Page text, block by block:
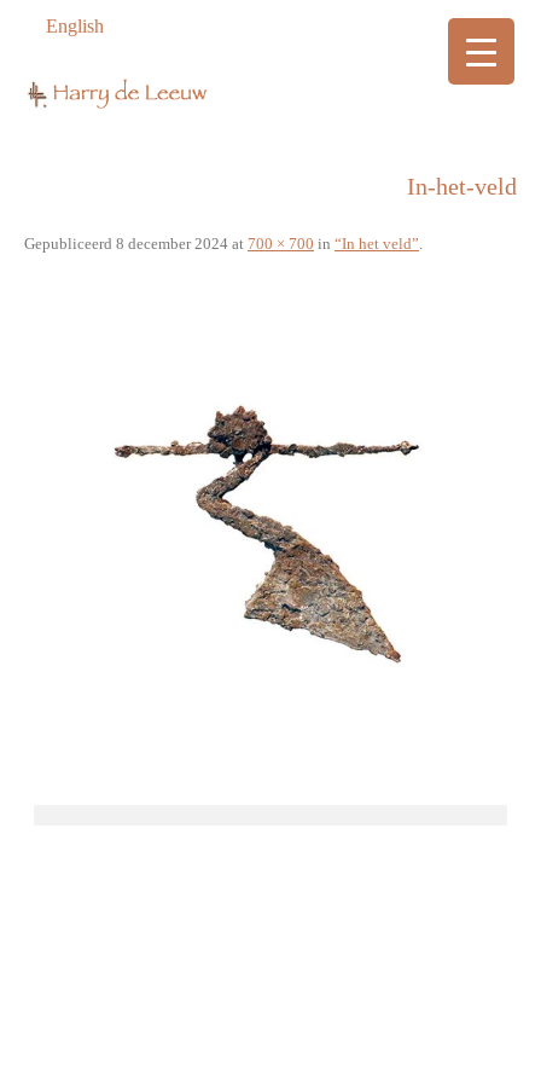
English
In-het-veld
Gepubliceerd 8 december 2024 at 700 × 700 in “In het veld”.